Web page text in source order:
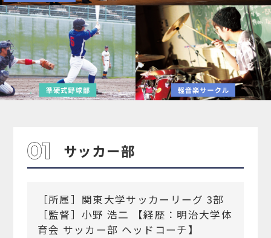
サッカー部
［所属］関東大学サッカーリーグ 3部
［監督］小野 浩二 【経歴：明治大学体
育会 サッカー部 ヘッドコーチ】